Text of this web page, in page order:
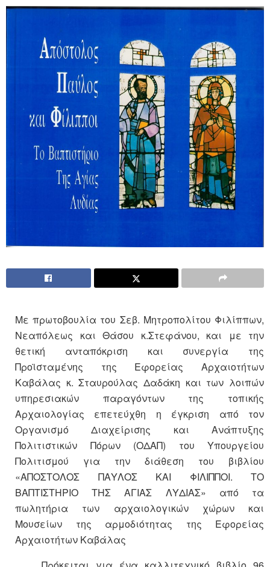
Με πρωτοβουλία του Σεβ. Μητροπολίτου Φιλίππων,
Νεαπόλεως και Θάσου κ.Στεφάνου, και με την
θετική ανταπόκριση και συνεργία της
Προϊσταμένης της Εφορείας Αρχαιοτήτων
Καβάλας κ. Σταυρούλας Δαδάκη και των λοιπών
υπηρεσιακών παραγόντων της τοπικής
Αρχαιολογίας επετεύχθη η έγκριση από τον
Οργανισμό Διαχείρισης και Ανάπτυξης
Πολιτιστικών Πόρων (ΟΔΑΠ) του Υπουργείου
Πολιτισμού για την διάθεση του βιβλίου
«ΑΠΟΣΤΟΛΟΣ ΠΑΥΛΟΣ ΚΑΙ ΦΙΛΙΠΠΟΙ. ΤΟ
ΒΑΠΤΙΣΤΗΡΙΟ ΤΗΣ ΑΓΙΑΣ ΛΥΔΙΑΣ» από τα
πωλητήρια των αρχαιολογικών χώρων και
Μουσείων της αρμοδιότητας της Εφορείας
Αρχαιοτήτων Καβάλας